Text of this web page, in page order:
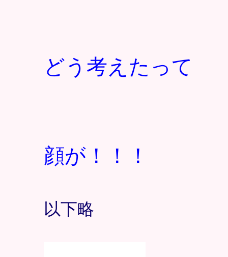
どう考えたって
顔が！！！
以下略